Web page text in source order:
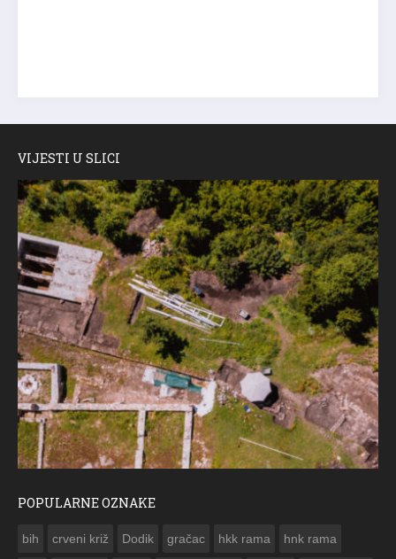
VIJESTI U SLICI
POPULARNE OZNAKE
bih crveni križ Dodik gračac hkk rama hnk rama